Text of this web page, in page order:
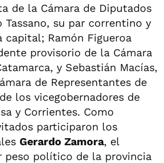
de la Cámara de Diputados
Tassano, su par correntino y
capital; Ramón Figueroa
provisorio de la Cámara
y Sebastián Macías,
de Representantes de
los vicegobernadores de
y Corrientes. Como
participaron los
Gerardo Zamora, el
peso político de la provincia